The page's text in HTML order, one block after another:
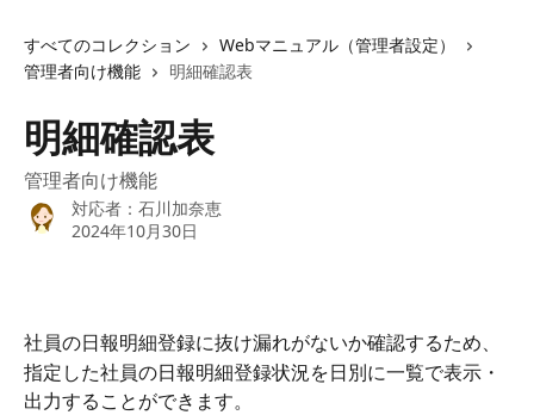
すべてのコレクション
Webマニュアル（管理者設定）
管理者向け機能
明細確認表
明細確認表
管理者向け機能
対応者： 石川加奈恵
2024年10月30日
社員の日報明細登録に抜け漏れがないか確認するため、
指定した社員の日報明細登録状況を日別に一覧で表示・
出力することができます。